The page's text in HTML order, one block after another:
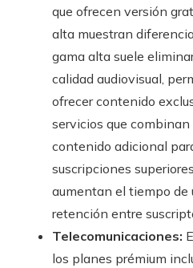
que ofrecen versión
alta muestran
gama alta suele
calidad audiovisual,
ofrecer contenido
servicios que
contenido adicional
suscripciones
aumentan el tiempo de
retención entre
Telecomunicaciones:
los planes prémium